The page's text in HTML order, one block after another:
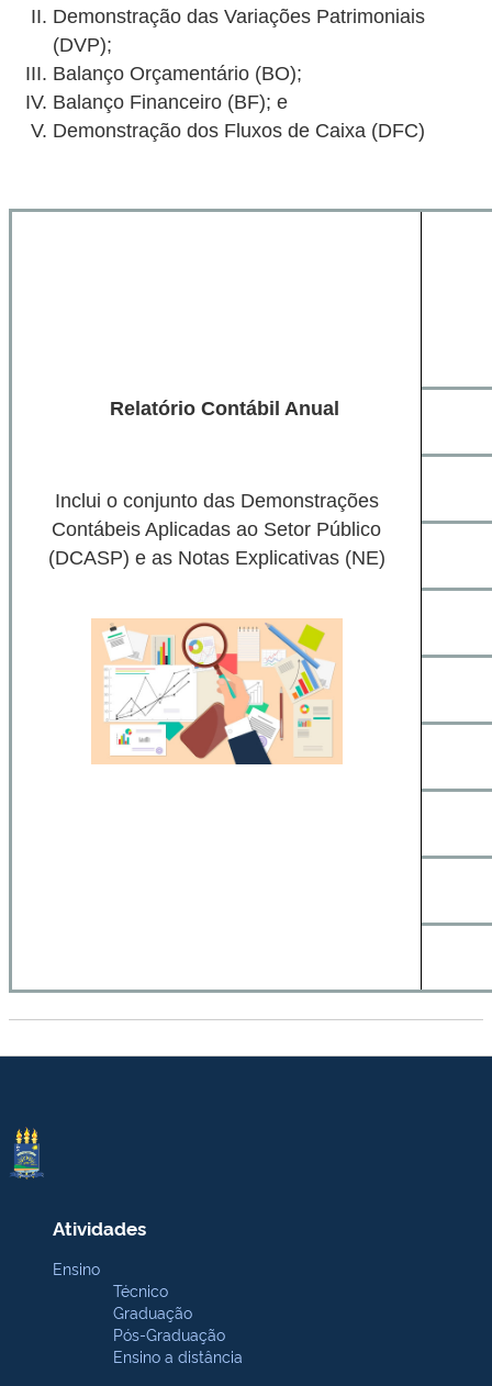
Demonstração das Variações Patrimoniais
(DVP);
Balanço Orçamentário (BO);
Balanço Financeiro (BF); e
Demonstração dos Fluxos de Caixa (DFC)
Relatório Contábil Anual
Inclui o conjunto das Demonstrações
Contábeis Aplicadas ao Setor Público
(DCASP) e as Notas Explicativas (NE)
Atividades
Ensino
Técnico
Graduação
Pós-Graduação
Ensino a distância